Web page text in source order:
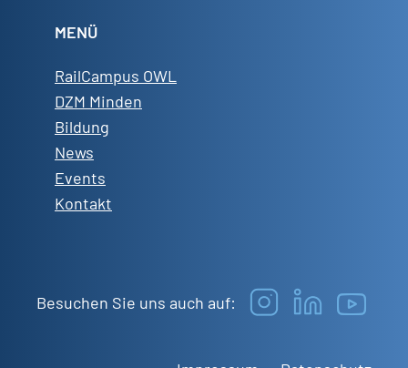
MENÜ
RailCampus OWL
DZM Minden
Bildung
News
Events
Kontakt
Besuchen Sie uns auch auf: